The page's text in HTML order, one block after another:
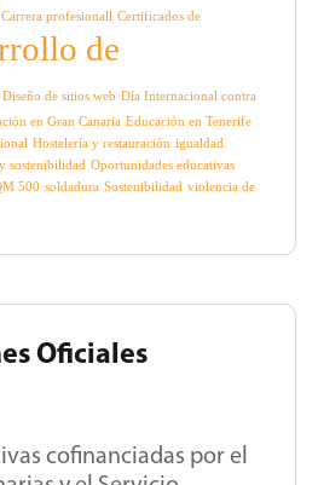
Carrera profesionall Certificados de
de
Diseño de sitios web Día Internacional contra
en Gran Canaria Educación en Tenerife
Hostelería y restauración igualdad
sostenibilidad Oportunidades educativas
500 soldadura Sostenibilidad violencia de
Oficiales
cofinanciadas por el